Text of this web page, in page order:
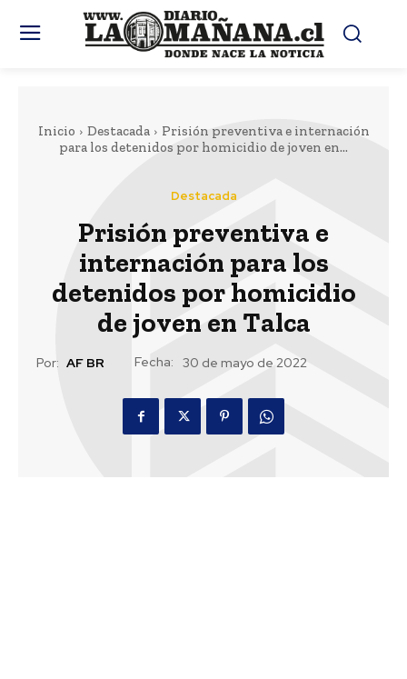
Inicio Destacada
Prisión preventiva e internación
para los detenidos por homicidio de joven en...
Destacada
Prisión preventiva e
internación para los
detenidos por homicidio
de joven en Talca
Por: AF BR Fecha: 30 de mayo de 2022